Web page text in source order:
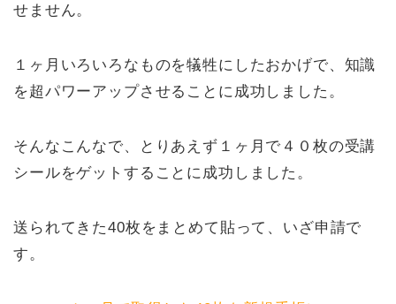
せません。
１ヶ月いろいろなものを犠牲にしたおかげで、知識
を超パワーアップさせることに成功しました。
そんなこんなで、とりあえず１ヶ月で４０枚の受講
シールをゲットすることに成功しました。
送られてきた40枚をまとめて貼って、いざ申請で
す。